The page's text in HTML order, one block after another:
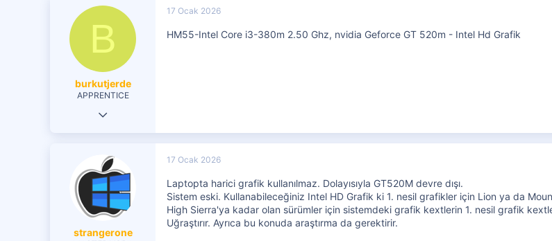
4,401
e
:
B
burkutjerde
APPRENTICE
15 Ocak 2026
17 Ocak 2026
HM55-Intel Core i3-380m 2.50 Ghz, nvidia Geforce GT 520m - Intel Hd Grafik
strangerone
17 Ocak 2026
Laptopta harici grafik kullanılmaz. Dolayısıyla GT520M devre dışı.
Sistem eski. Kullanabileceğiniz Intel HD Grafik ki 1. nesil grafikler için Lion ya da
High Sierra'ya kadar olan sürümler için sistemdeki grafik kextlerin 1. nesil grafik
Uğraştırır. Ayrıca bu konuda araştırma da gerektirir.